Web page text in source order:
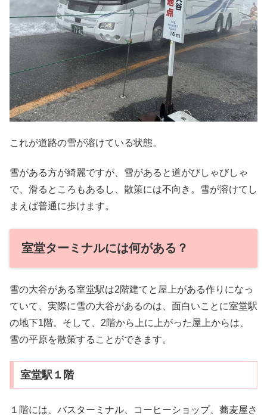
これが道路の雪が溶けている状態。
雪がある方が綺麗ですが、雪があると道がびしゃびしゃ
で、滑るところもあるし、散策には不向き。雪が溶けてし
まえば普通に歩けます。
室堂ターミナルには何がある？
雪の大谷がある室堂駅は2階建てと屋上がある作りになっ
ていて、実際に雪の大谷があるのは、面白いことに室堂駅
の地下1階。そして、2階から上に上がった屋上からは、
雪の平原を散策することができます。
室堂駅１階
１階には、バスターミナル、コーヒーショップ、蕎麦屋さ